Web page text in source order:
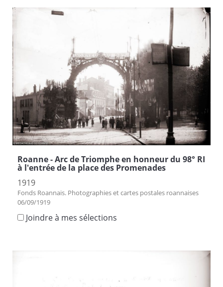
Roanne - Arc de Triomphe en honneur du 98° RI
à l'entrée de la place des Promenades
1919
Fonds Roannais. Photographies et cartes postales roannaises
06/09/1919
Joindre à mes sélections